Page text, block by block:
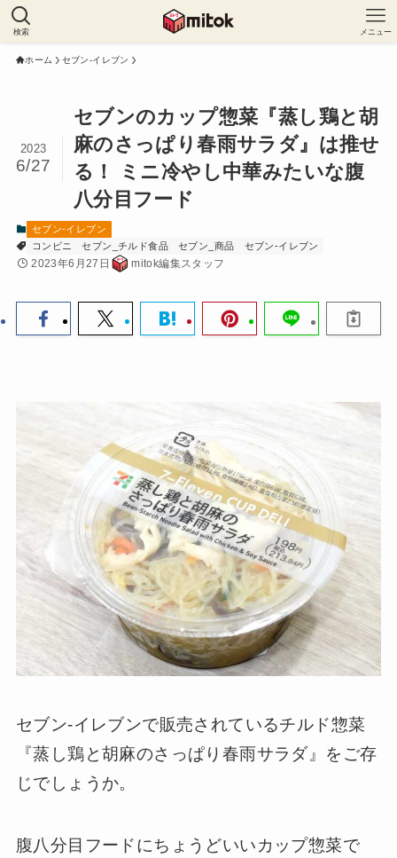
検索 メニュー
ホーム セブン-イレブン
セブンのカップ惣菜『蒸し鶏と胡
麻のさっぱり春雨サラダ』は推せ
る！ ミニ冷やし中華みたいな腹
八分目フード
2023
6/27
セブン-イレブン
コンビニ
セブン_チルド食品 セブン_商品 セブン-イレブン
2023年6月27日 mitok編集スタッフ
セブン-イレブンで販売されているチルド惣菜
『蒸し鶏と胡麻のさっぱり春雨サラダ』をご存
じでしょうか。
腹八分目フードにちょうどいいカップ惣菜で